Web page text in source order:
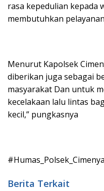
rasa kepedulian kepada
membutuhkan
Menurut Kapolsek
diberikan juga sebagai
masyarakat Dan untuk
kecelakaan lalu lintas
kecil,” pungkasnya
Berita Terkait